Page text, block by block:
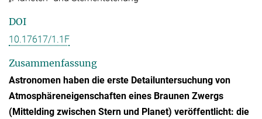
DOI
10.17617/1.1F
Zusammenfassung
Astronomen haben die erste Detailuntersuchung von
Atmosphäreneigenschaften eines Braunen Zwergs
(Mittelding zwischen Stern und Planet) veröffentlicht: die